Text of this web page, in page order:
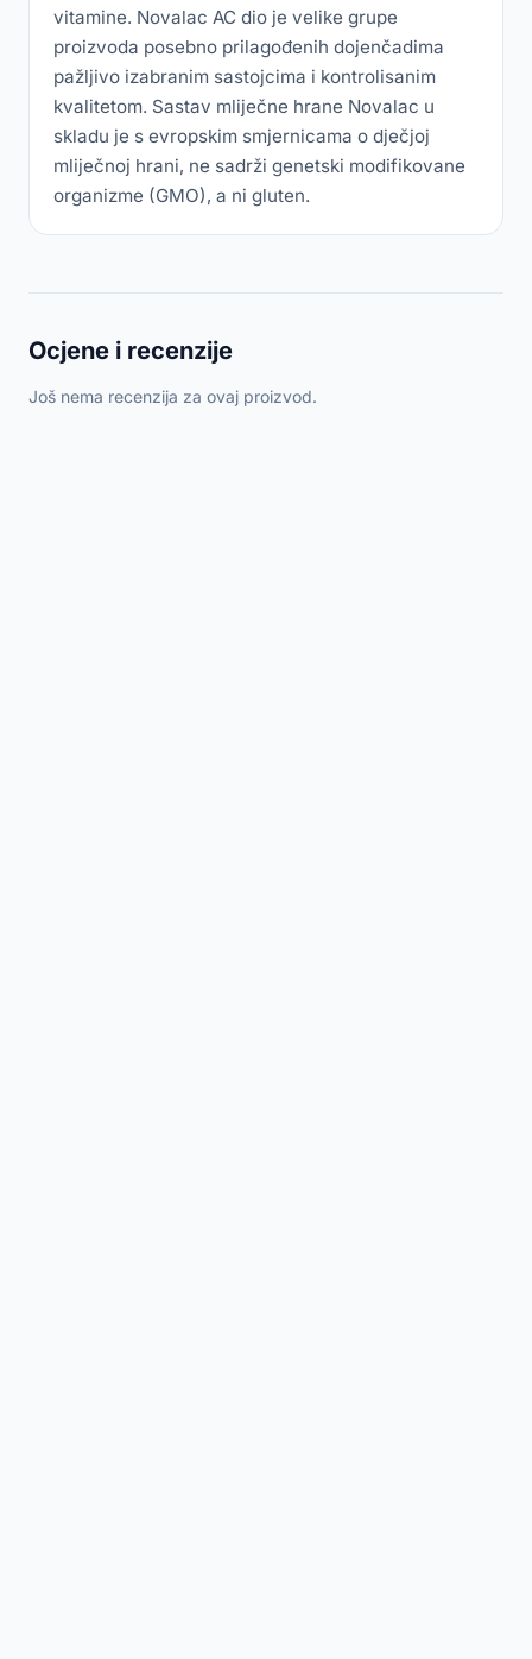
vitamine. Novalac AC dio je velike grupe
proizvoda posebno prilagođenih dojenčadima
pažljivo izabranim sastojcima i kontrolisanim
kvalitetom. Sastav mliječne hrane Novalac u
skladu je s evropskim smjernicama o dječjoj
mliječnoj hrani, ne sadrži genetski modifikovane
organizme (GMO), a ni gluten.
Ocjene i recenzije
Još nema recenzija za ovaj proizvod.